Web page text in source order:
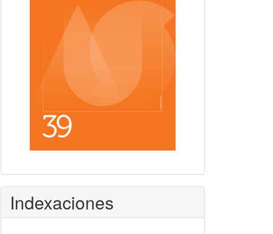
Indexaciones